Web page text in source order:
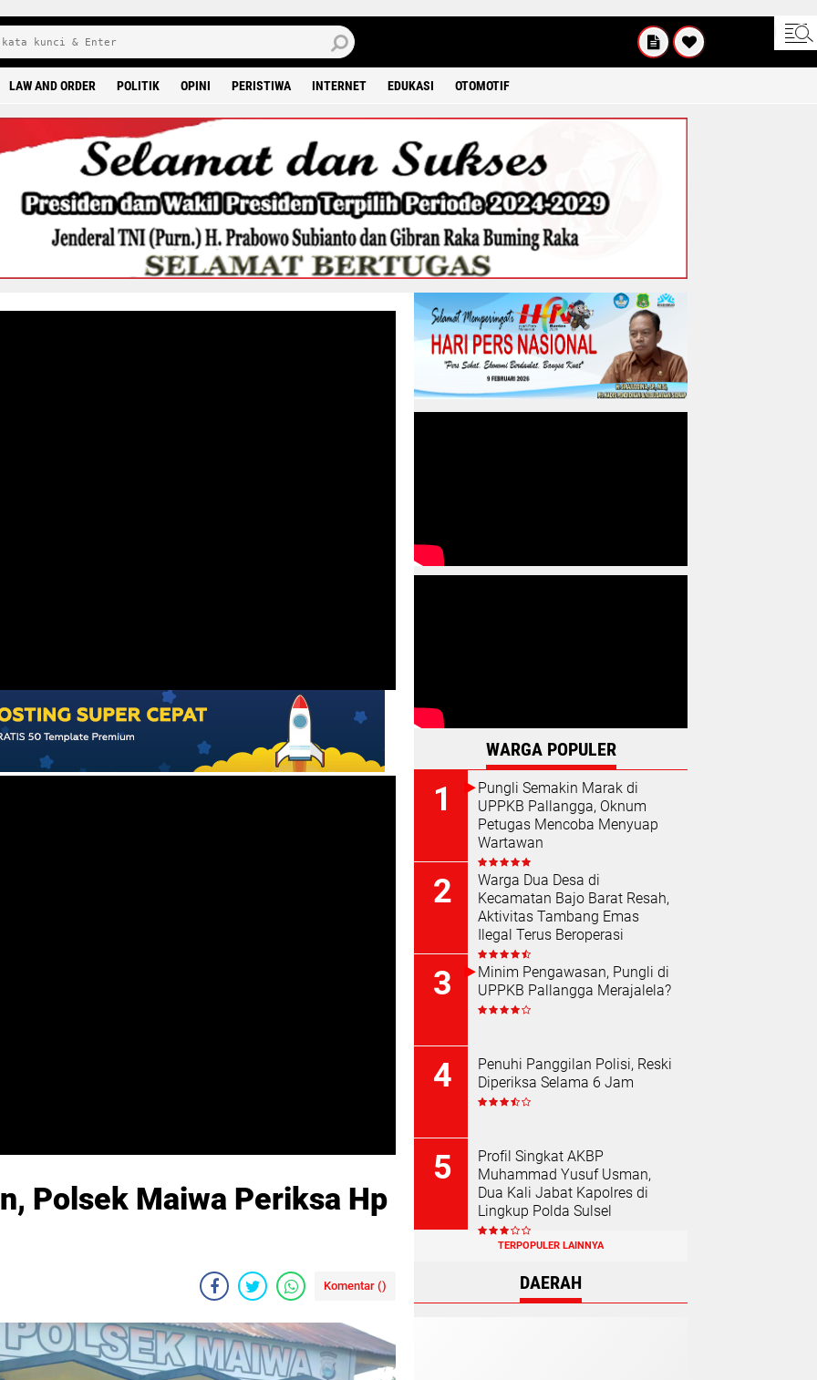
LAW AND ORDER POLITIK OPINI PERISTIWA INTERNET EDUKASI OTOMOTIF
Polsek Maiwa Periksa Hp
Komentar ()
WARGA POPULER
Pungli Semakin Marak di
UPPKB Pallangga, Oknum
Petugas Mencoba Menyuap
Wartawan
Warga Dua Desa di
Kecamatan Bajo Barat Resah,
Aktivitas Tambang Emas
Ilegal Terus Beroperasi
Minim Pengawasan, Pungli di
UPPKB Pallangga Merajalela?
Penuhi Panggilan Polisi, Reski
Diperiksa Selama 6 Jam
Profil Singkat AKBP
Muhammad Yusuf Usman,
Dua Kali Jabat Kapolres di
Lingkup Polda Sulsel
TERPOPULER LAINNYA
DAERAH